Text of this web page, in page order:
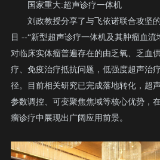
国家重大:超声诊疗一体机
刘政教授分享了与飞依诺联合攻坚
目 --“新型超声诊疗一体机及其肿瘤血
对临床实体瘤普遍存在的由乏氧、乏血
疗、免疫治疗抵抗问题，低强度超声治
径。目前相关研究已完成落地转化，超
参数调控、可变聚焦焦域等核心优势，
瘤诊疗中展现出广阔应用前景。